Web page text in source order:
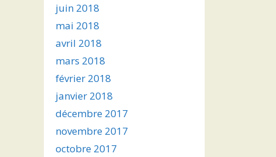
juin 2018
mai 2018
avril 2018
mars 2018
février 2018
janvier 2018
décembre 2017
novembre 2017
octobre 2017